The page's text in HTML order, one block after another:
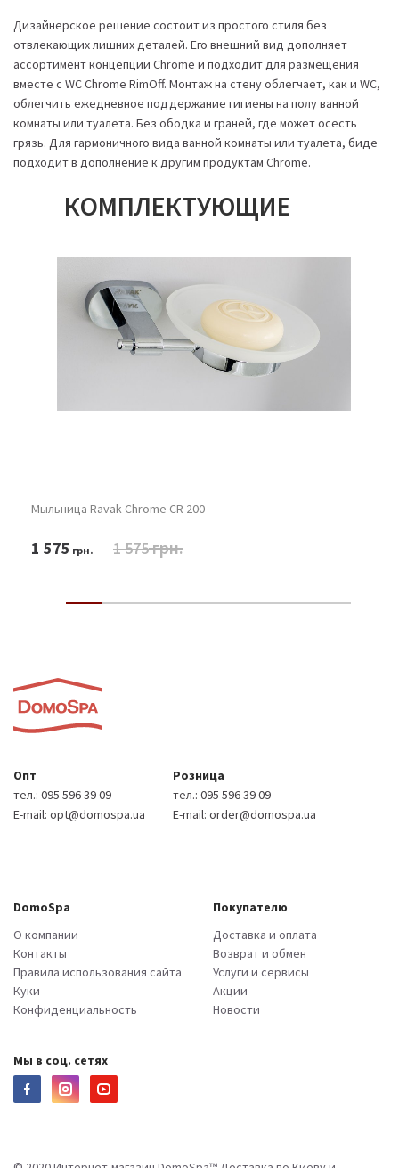
Дизайнерское решение состоит из простого стиля без
отвлекающих лишних деталей. Его внешний вид дополняет
ассортимент концепции Chrome и подходит для размещения
вместе с WC Chrome RimOff. Монтаж на стену облегчает, как и WC,
облегчить ежедневное поддержание гигиены на полу ванной
комнаты или туалета. Без ободка и граней, где может осесть
грязь. Для гармоничного вида ванной комнаты или туалета, биде
подходит в дополнение к другим продуктам Chrome.
КОМПЛЕКТУЮЩИЕ
Мыльница Ravak Chrome CR 200
1 575 грн. 1 575грн.
Опт
тел.: 095 596 39 09
E-mail: opt@domospa.ua
Розница
тел.: 095 596 39 09
E-mail: order@domospa.ua
DomoSpa
О компании
Контакты
Правила использования сайта
Куки
Конфиденциальность
Покупателю
Доставка и оплата
Возврат и обмен
Услуги и сервисы
Акции
Новости
Мы в соц. сетях